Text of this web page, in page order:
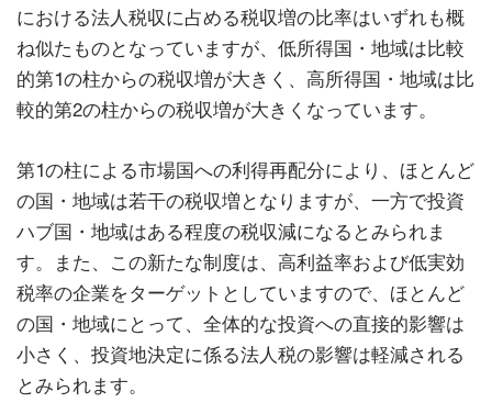
における法人税収に占める税収増の比率はいずれも概
ね似たものとなっていますが、低所得国・地域は比較
的第1の柱からの税収増が大きく、高所得国・地域は比
較的第2の柱からの税収増が大きくなっています。
第1の柱による市場国への利得再配分により、ほとんど
の国・地域は若干の税収増となりますが、一方で投資
ハブ国・地域はある程度の税収減になるとみられま
す。また、この新たな制度は、高利益率および低実効
税率の企業をターゲットとしていますので、ほとんど
の国・地域にとって、全体的な投資への直接的影響は
小さく、投資地決定に係る法人税の影響は軽減される
とみられます。